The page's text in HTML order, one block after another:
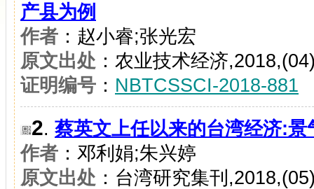
产县为例
作者 ：赵小睿;张光宏
原文出处 ：农业技术经济
证明编号 ： NBTCSSCI-2018-881
2. 蔡英文上任以来的台湾经济:景
作者 ：邓利娟;朱兴婷
原文出处 ：台湾研究集刊